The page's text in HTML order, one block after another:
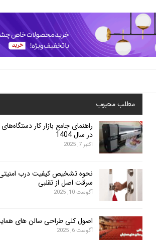
مطلب محبوب
راهنمای جامع بازار کار
در سال 1404
اکتبر 7, 2025
نحوه تشخیص کیفیت درب
سرقت اصل از تقلبی
آگوست 10, 2025
اصول کلی طراحی سالن های
آگوست 6, 2025